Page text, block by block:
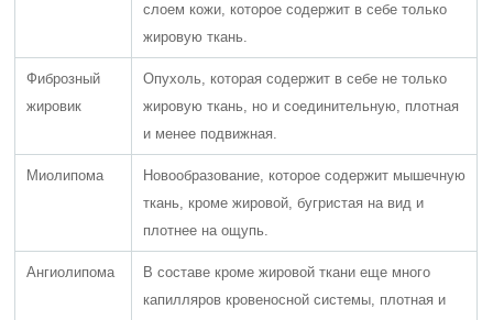
слоем кожи, которое содержит в себе только
жировую ткань.
Фиброзный
жировик
Опухоль, которая содержит в себе не только
жировую ткань, но и соединительную, плотная
и менее подвижная.
Миолипома
Новообразование, которое содержит мышечную
ткань, кроме жировой, бугристая на вид и
плотнее на ощупь.
Ангиолипома
В составе кроме жировой ткани еще много
капилляров кровеносной системы, плотная и